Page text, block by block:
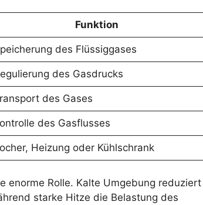
Funktion
des Flüssiggases
des Gasdrucks
des Gases
des Gasflusses
Heizung oder Kühlschrank
enorme Rolle. Kalte Umgebung reduziert
starke Hitze die Belastung des